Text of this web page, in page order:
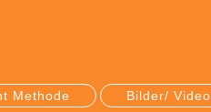
Methode Bilder/ Video